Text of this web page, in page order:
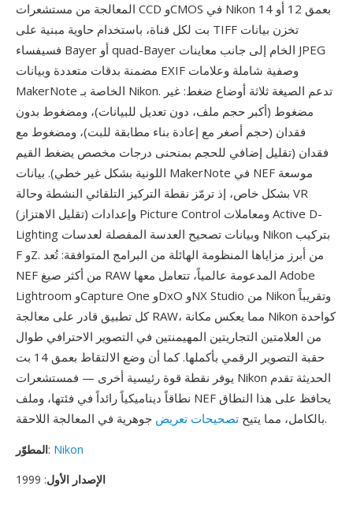
المعالجة من مستشعرات CCD وCMOS في Nikon بعمق 12 أو 14
بت لكل قناة، باستخدام حاوية مبنية على TIFF تخزن بيانات
فسيفساء Bayer أو quad-Bayer الخام إلى جانب معاينات JPEG
مضمنة بدقات متعددة وبيانات EXIF وصفية شاملة وعلامات
MakerNote الخاصة بـ Nikon. تدعم الصيغة ثلاثة أوضاع ضغط: غير
مضغوط (أكبر حجم ملف، دون تعديل للبيانات)، ومضغوط بدون
فقدان (حجم أصغر مع إعادة بناء مطابقة للبت)، ومضغوط مع
فقدان (تقليل إضافي للحجم بمنحنى درجات مخصص يضغط القيم
اللونية بشكل غير خطي). بيانات MakerNote في NEF موسعة
بشكل خاص، إذ ترمّز نقطة التركيز التلقائي النشطة وحالة VR
(تقليل الاهتزاز) وإعدادات Picture Control ومعاملات Active D-
Lighting وبيانات تصحيح العدسة المفصلة لعدسات Nikon بتركيب
F وZ. من أبرز مزاياها المنظومة الهائلة من البرامج المتوافقة: تُعد
NEF من أكثر صيغ RAW المدعومة عالمياً، تتعامل معها Adobe
Lightroom وCapture One وDxO وNX Studio من Nikon وتقريباً
كل تطبيق قادر على معالجة RAW، مما يعكس مكانة Nikon كواحدة
من العلامتين التجاريتين المهيمنتين في التصوير الاحترافي طوال
حقبة التصوير الرقمي بأكملها. كما أن وضع الالتقاط بعمق 14 بت
يوفر نقطة قوة رئيسية أخرى — فمستشعرات Nikon الحديثة تقدم
نطاقاً ديناميكياً رائداً في فئتها، وملف NEF يحافظ على هذا النطاق
بالكامل، مما يتيح تصحيحات تعريض جوهرية في المعالجة اللاحقة.
المطوّر: Nikon
الإصدار الأول: 1999